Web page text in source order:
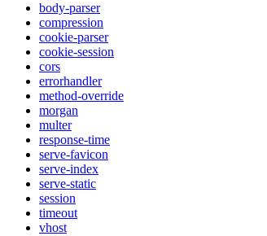
body-parser
compression
cookie-parser
cookie-session
cors
errorhandler
method-override
morgan
multer
response-time
serve-favicon
serve-index
serve-static
session
timeout
vhost